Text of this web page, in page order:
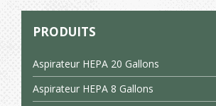
PRODUITS
Aspirateur HEPA 20 Gallons
Aspirateur HEPA 8 Gallons